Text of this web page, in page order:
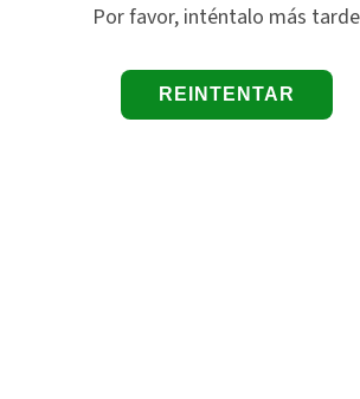
Por favor, inténtalo más tarde
REINTENTAR